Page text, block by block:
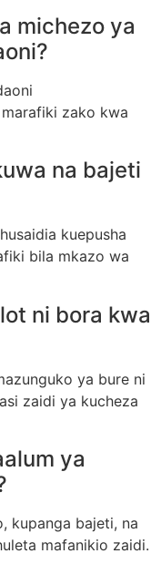
michezo ya
zako kwa
na bajeti
kuepusha
bila mkazo wa
ni bora kwa
ya bure ni
zaidi ya kucheza
ya
kupanga bajeti, na
mafanikio zaidi.